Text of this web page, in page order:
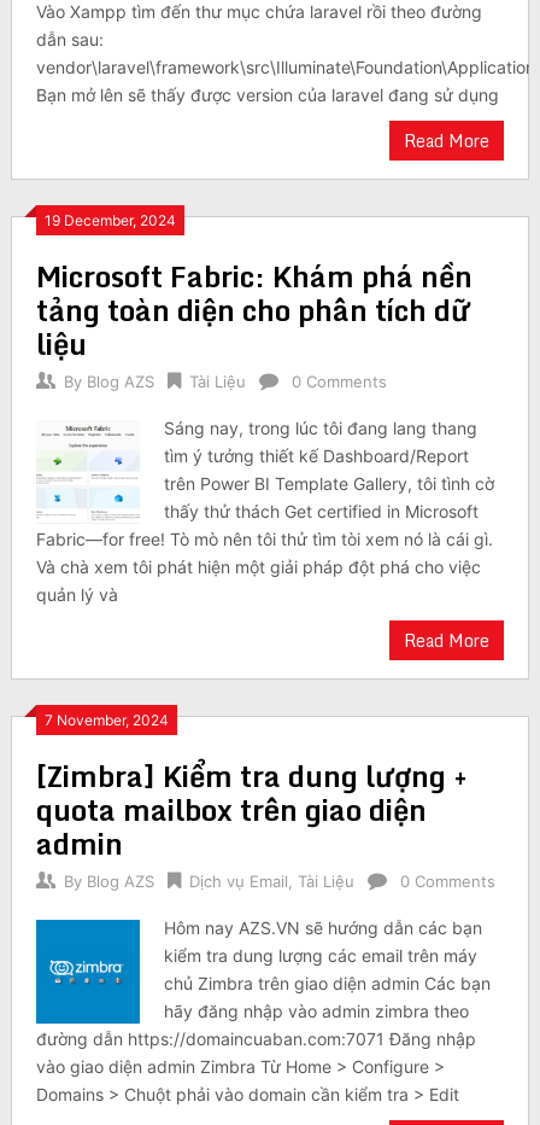
Vào Xampp tìm đến thư mục chứa laravel rồi theo đường
dẫn sau:
Bạn mở lên sẽ thấy được version của laravel đang sử dụng
Read More
19 December, 2024
Microsoft Fabric: Khám phá nền
tảng toàn diện cho phân tích dữ
liệu
By Blog AZS Tài Liệu 0 Comments
Sáng nay, trong lúc tôi đang lang thang
tìm ý tưởng thiết kế Dashboard/Report
trên Power BI Template Gallery, tôi tình cờ
thấy thử thách Get certified in Microsoft
Fabric—for free! Tò mò nên tôi thử tìm tòi xem nó là cái gì.
Và chà xem tôi phát hiện một giải pháp đột phá cho việc
quản lý và
Read More
7 November, 2024
[Zimbra] Kiểm tra dung lượng +
quota mailbox trên giao diện
admin
By Blog AZS Dịch vụ Email Tài Liệu 0 Comments
Hôm nay AZS.VN sẽ hướng dẫn các bạn
kiểm tra dung lượng các email trên máy
chủ Zimbra trên giao diện admin Các bạn
hãy đăng nhập vào admin zimbra theo
đường dẫn https://domaincuaban.com:7071 Đăng nhập
vào giao diện admin Zimbra Từ Home > Configure >
Domains > Chuột phải vào domain cần kiểm tra > Edit